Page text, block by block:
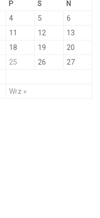
P S N
Wrz »
4 5
6
11 12
13
18 19
20
25 26
27